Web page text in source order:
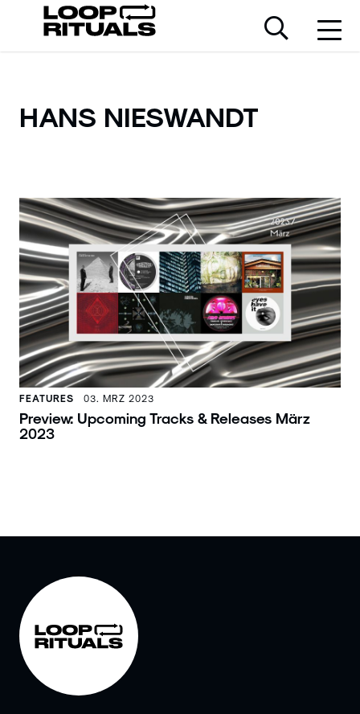
HANS NIESWANDT
FEATURES 03. MRZ 2023
Preview: Upcoming Tracks & Releases März
2023